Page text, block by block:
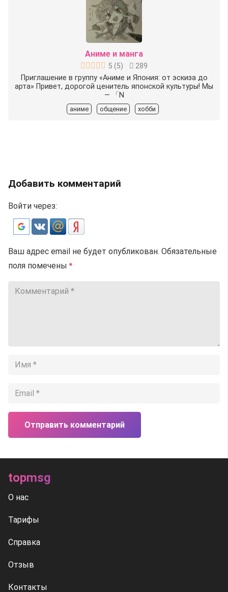
Аниме и манга
5 (5)
289
Приглашение в группу «Аниме и Япония: от эскиза до
арта» Привет, дорогой ценитель японской культуры! Мы
— 「N
аниме общение хобби
Добавить комментарий
Войти через:
Ваш адрес email не будет опубликован. Обязательные
поля помечены *
Отправить комментарий
topmsg
О нас
Тарифы
Справка
Отзыв
Контакты